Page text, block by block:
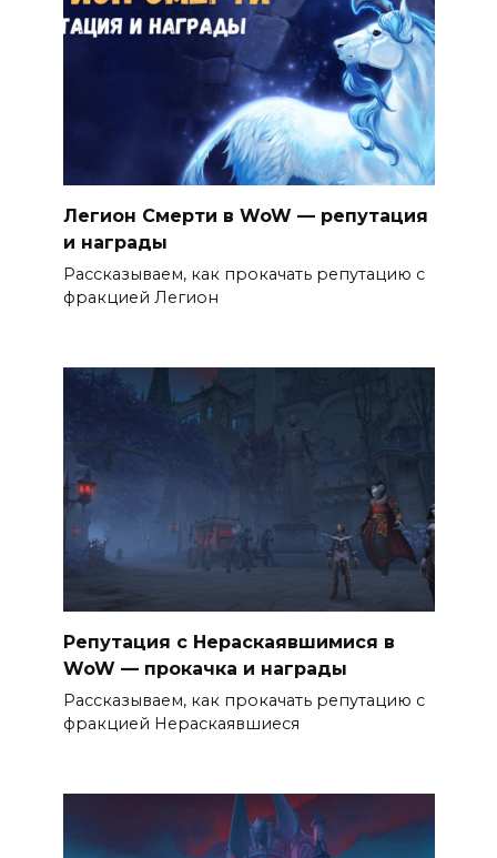
Легион Смерти в WoW — репутация
и награды
Рассказываем, как прокачать репутацию с
фракцией Легион
Репутация с Нераскаявшимися в
WoW — прокачка и награды
Рассказываем, как прокачать репутацию с
фракцией Нераскаявшиеся